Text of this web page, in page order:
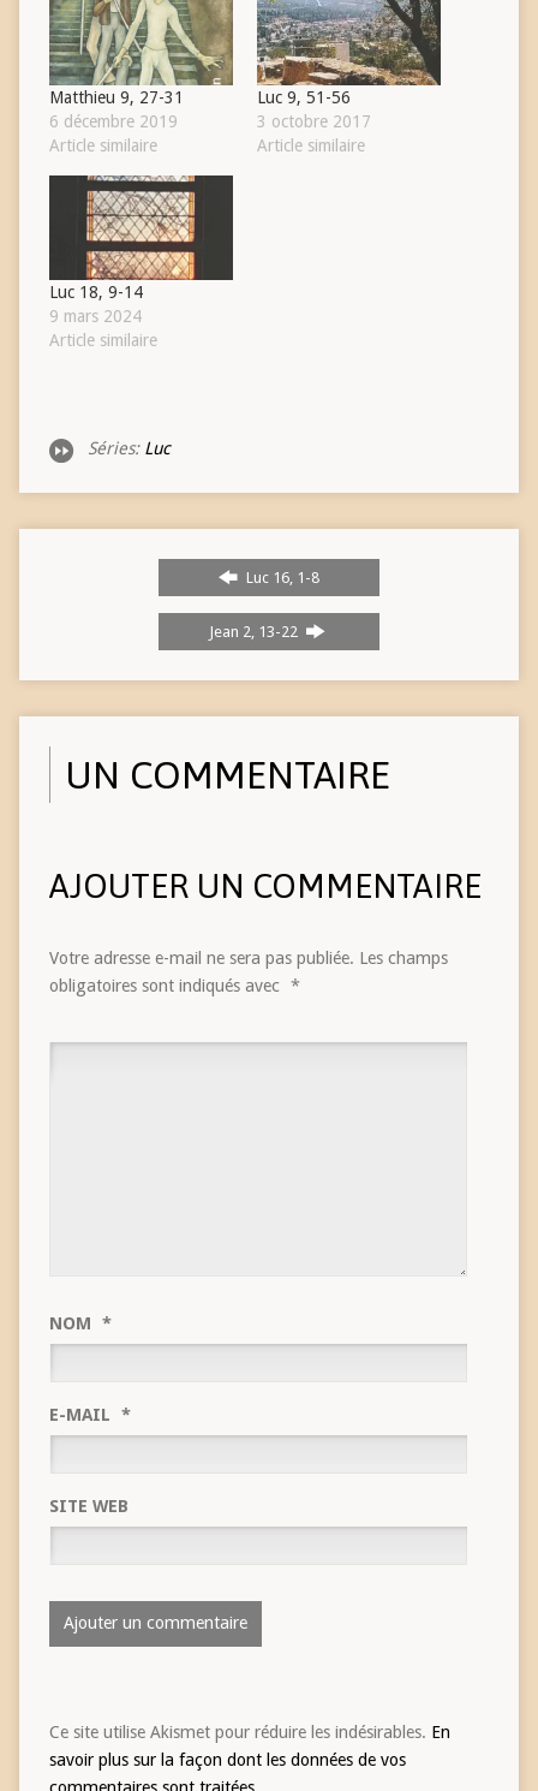
Matthieu 9, 27-31
6 décembre 2019
Article similaire
Luc 9, 51-56
3 octobre 2017
Article similaire
Luc 18, 9-14
9 mars 2024
Article similaire
Séries: Luc
Luc 16, 1-8
Jean 2, 13-22
UN COMMENTAIRE
AJOUTER UN COMMENTAIRE
Votre adresse e-mail ne sera pas publiée. Les champs
obligatoires sont indiqués avec *
NOM *
E-MAIL *
SITE WEB
Ce site utilise Akismet pour réduire les indésirables. En
savoir plus sur la façon dont les données de vos